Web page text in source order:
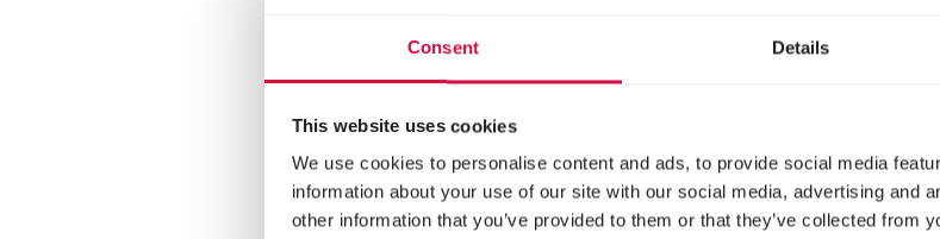
Consent Details
This website uses cookies
We use cookies to personalise content and ads, to provide social media
information about your use of our site with our social media, advertising and
other information that you’ve provided to them or that they’ve collected from
COUNTRY'S BEST
PET PIG muesli